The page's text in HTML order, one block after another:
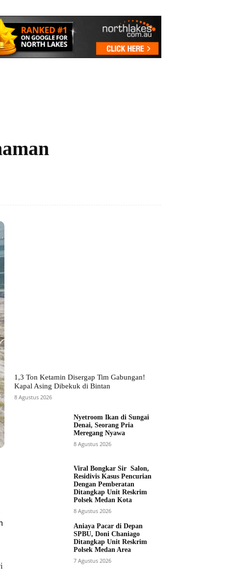
1,3 Ton Ketamin Disergap Tim Gabungan!
Kapal Asing Dibekuk di Bintan
8 Agustus 2026
Nyetroom Ikan di Sungai
Denai, Seorang Pria
Meregang Nyawa
8 Agustus 2026
Viral Bongkar Sir Salon,
Residivis Kasus Pencurian
Dengan Pemberatan
Ditangkap Unit Reskrim
Polsek Medan Kota
8 Agustus 2026
Aniaya Pacar di Depan
SPBU, Doni Chaniago
Ditangkap Unit Reskrim
Polsek Medan Area
7 Agustus 2026